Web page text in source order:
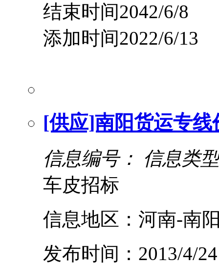
结束时间2042/6/8
添加时间2022/6/13
[供应]南阳货运专
信息编号： 信息类
车皮招标
信息地区：河南-南
发布时间：2013/4/24